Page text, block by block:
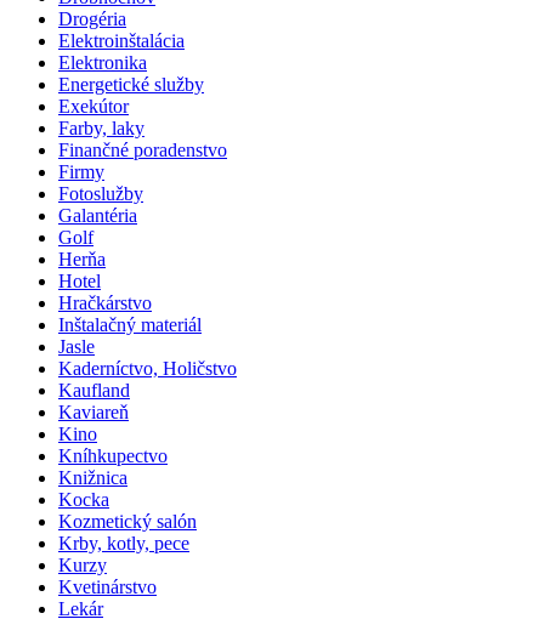
Drogéria
Elektroinštalácia
Elektronika
Energetické služby
Exekútor
Farby, laky
Finančné poradenstvo
Firmy
Fotoslužby
Galantéria
Golf
Herňa
Hotel
Hračkárstvo
Inštalačný materiál
Jasle
Kaderníctvo, Holičstvo
Kaufland
Kaviareň
Kino
Kníhkupectvo
Knižnica
Kocka
Kozmetický salón
Krby, kotly, pece
Kurzy
Kvetinárstvo
Lekár